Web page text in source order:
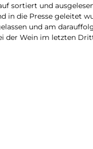
sortiert und
in die Presse geleitet
und am
der Wein im letzten